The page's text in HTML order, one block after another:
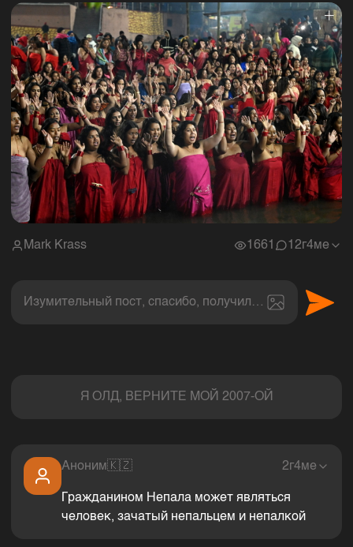
Mark Krass 1661 12г4ме
Изумительный пост, спасибо, получил величайшее
Я ОЛД, ВЕРНИТЕ МОЙ 2007-ОЙ
Аноним🇰🇿 2г4ме
Гражданином Непала может являться
человек, зачатый непальцем и непалкой